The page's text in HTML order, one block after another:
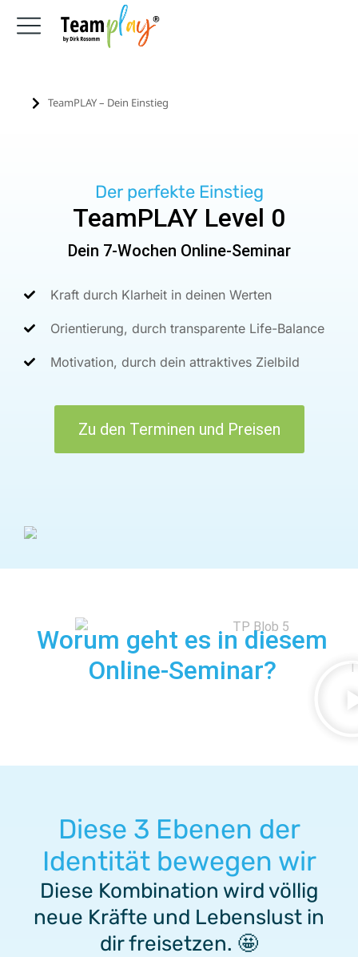
Sie befinden sich hier:
TeamPLAY – Dein Einstieg
Der perfekte Einstieg
TeamPLAY Level 0
Dein 7-Wochen Online-Seminar
Kraft durch Klarheit in deinen Werten
Orientierung, durch transparente Life-Balance
Motivation, durch dein attraktives Zielbild
Zu den Terminen und Preisen
Worum geht es in diesem
Online-Seminar?
Diese 3 Ebenen der
Identität bewegen wir
Diese Kombination wird völlig
neue Kräfte und Lebenslust in
dir freisetzen. 🤩